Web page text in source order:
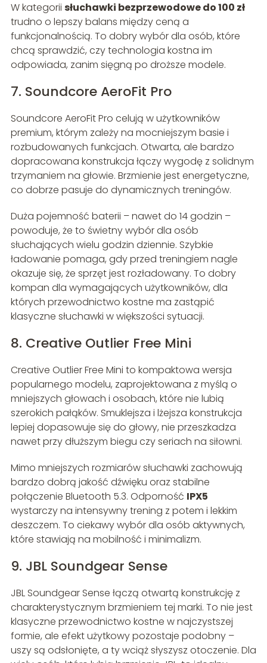
W kategorii słuchawki bezprzewodowe do 100 zł
trudno o lepszy balans między ceną a
funkcjonalnością. To dobry wybór dla osób, które
chcą sprawdzić, czy technologia kostna im
odpowiada, zanim sięgną po droższe modele.
7. Soundcore AeroFit Pro
Soundcore AeroFit Pro celują w użytkowników
premium, którym zależy na mocniejszym basie i
rozbudowanych funkcjach. Otwarta, ale bardzo
dopracowana konstrukcja łączy wygodę z solidnym
trzymaniem na głowie. Brzmienie jest energetyczne,
co dobrze pasuje do dynamicznych treningów.
Duża pojemność baterii – nawet do 14 godzin –
powoduje, że to świetny wybór dla osób
słuchających wielu godzin dziennie. Szybkie
ładowanie pomaga, gdy przed treningiem nagle
okazuje się, że sprzęt jest rozładowany. To dobry
kompan dla wymagających użytkowników, dla
których przewodnictwo kostne ma zastąpić
klasyczne słuchawki w większości sytuacji.
8. Creative Outlier Free Mini
Creative Outlier Free Mini to kompaktowa wersja
popularnego modelu, zaprojektowana z myślą o
mniejszych głowach i osobach, które nie lubią
szerokich pałąków. Smuklejsza i lżejsza konstrukcja
lepiej dopasowuje się do głowy, nie przeszkadza
nawet przy dłuższym biegu czy seriach na siłowni.
Mimo mniejszych rozmiarów słuchawki zachowują
bardzo dobrą jakość dźwięku oraz stabilne
połączenie Bluetooth 5.3. Odporność IPX5
wystarczy na intensywny trening z potem i lekkim
deszczem. To ciekawy wybór dla osób aktywnych,
które stawiają na mobilność i minimalizm.
9. JBL Soundgear Sense
JBL Soundgear Sense łączą otwartą konstrukcję z
charakterystycznym brzmieniem tej marki. To nie jest
klasyczne przewodnictwo kostne w najczystszej
formie, ale efekt użytkowy pozostaje podobny –
uszy są odsłonięte, a ty wciąż słyszysz otoczenie. Dla